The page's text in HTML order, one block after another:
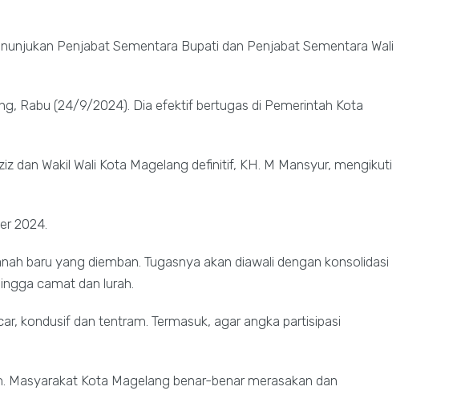
Penjabat Sementara Bupati dan Penjabat Sementara Wali
Rabu (24/9/2024). Dia efektif bertugas di Pemerintah Kota
dan Wakil Wali Kota Magelang definitif, KH. M Mansyur, mengikuti
2024.
baru yang diemban. Tugasnya akan diawali dengan konsolidasi
camat dan lurah.
kondusif dan tentram. Termasuk, agar angka partisipasi
Masyarakat Kota Magelang benar-benar merasakan dan